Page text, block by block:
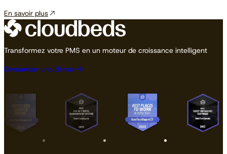
En savoir plus
Transformez votre PMS en un moteur de croissance intelligent
Demander une démo